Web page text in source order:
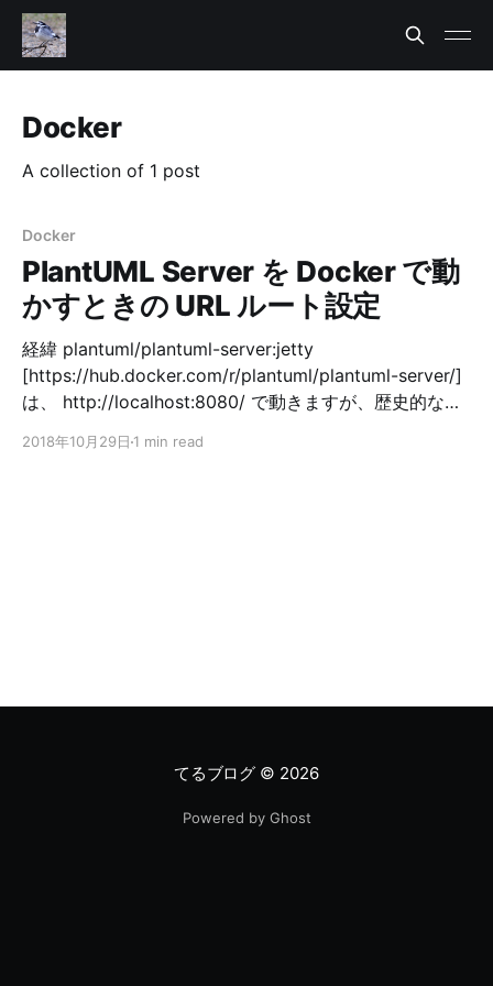
Docker
A collection of 1 post
Docker
PlantUML Server を Docker で動
かすときの URL ルート設定
経緯 plantuml/plantuml-server:jetty
[https://hub.docker.com/r/plantuml/plantuml-server/]
は、 http://localhost:8080/ で動きますが、歴史的な経
いました。 docker run 時に -e JAVA_OPTIONS="-
2018年10月29日 1 min read
てるブログ© 2026
Powered by Ghost